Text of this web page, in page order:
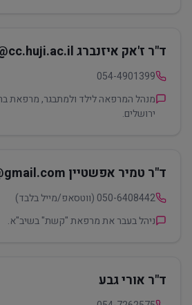
ד"ר ז'אק איזנברג Jaques@cc.huji.ac.il
054-4901399
מנהל המרפאה לילד ולמתבגר, מרפאת
ירושלים.
ד"ר טמיר אפשטיין epsteintamir@gmail.com
050-6408442 (ווטסאפ/מייל בלבד)
ניהל בעבר את מרפאת "קשת" בשיב"א.
ד"ר אורי גבע